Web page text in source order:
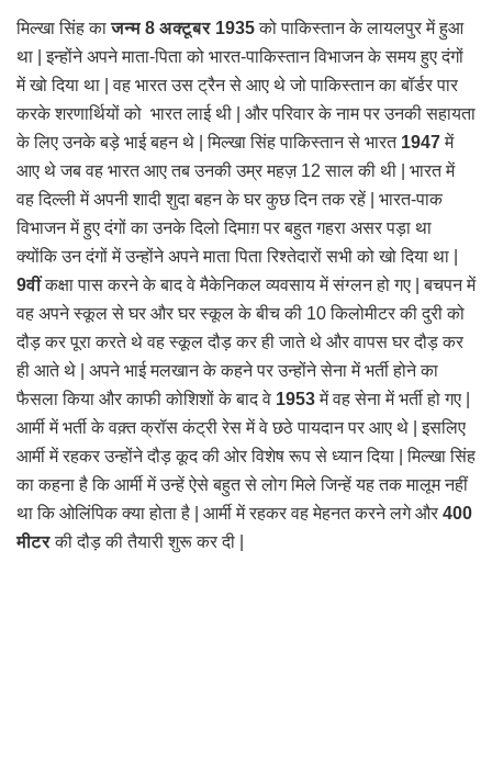
मिल्खा सिंह काजन्म 8 अक्टूबर 1935को पाकिस्तान के लायलपुर में हुआ
था | इन्होंने अपने माता-पिता को भारत-पाकिस्तान विभाजन के समय हुए दंगों
में खो दिया था | वह भारत उस ट्रैन से आए थे जो पाकिस्तान का बॉर्डर पार
करके शरणार्थियों को भारत लाई थी | और परिवार के नाम पर उनकी सहायता
के लिए उनके बड़े भाई बहन थे | मिल्खा सिंह पाकिस्तान से भारत 1947में
आए थे जब वह भारत आए तब उनकी उम्र महज़ 12 साल की थी | भारत में
वह दिल्ली में अपनी शादी शुदा बहन के घर कुछ दिन तक रहें | भारत-पाक
विभाजन में हुए दंगों का उनके दिलो दिमाग़ पर बहुत गहरा असर पड़ा था
क्योंकि उन दंगों में उन्होंने अपने माता पिता रिश्तेदारों सभी को खो दिया था |
9वींकक्षा पास करने के बाद वे मैकेनिकल व्यवसाय में संग्लन हो गए | बचपन में
वह अपने स्कूल से घर और घर स्कूल के बीच की 10 किलोमीटर की दुरी को
दौड़ कर पूरा करते थे वह स्कूल दौड़ कर ही जाते थे और वापस घर दौड़ कर
ही आते थे | अपने भाई मलखान के कहने पर उन्होंने सेना में भर्ती होने का
फैसला किया और काफी कोशिशों के बाद वे 1953में वह सेना में भर्ती हो गए |
आर्मी में भर्ती के वक़्त क्रॉस कंट्री रेस में वे छठे पायदान पर आए थे | इसलिए
आर्मी में रहकर उन्होंने दौड़ कूद की ओर विशेष रूप से ध्यान दिया | मिल्खा सिंह
का कहना है कि आर्मी में उन्हें ऐसे बहुत से लोग मिले जिन्हें यह तक मालूम नहीं
था कि ओलिंपिक क्या होता है | आर्मी में रहकर वह मेहनत करने लगे और 400
मीटरकी दौड़ की तैयारी शुरू कर दी |